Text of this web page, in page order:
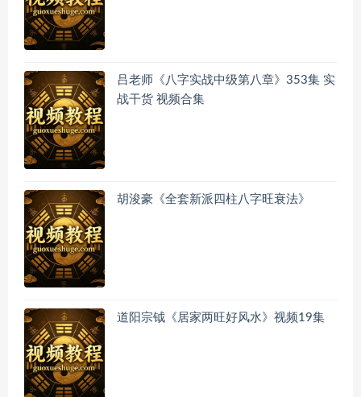
吕老师《八字实战中级第八章》353集 实
战干货 视频合集
胡浚豪《全套新派四柱八字旺衰法》
道阳宗钺《居家两旺好风水》视频19集